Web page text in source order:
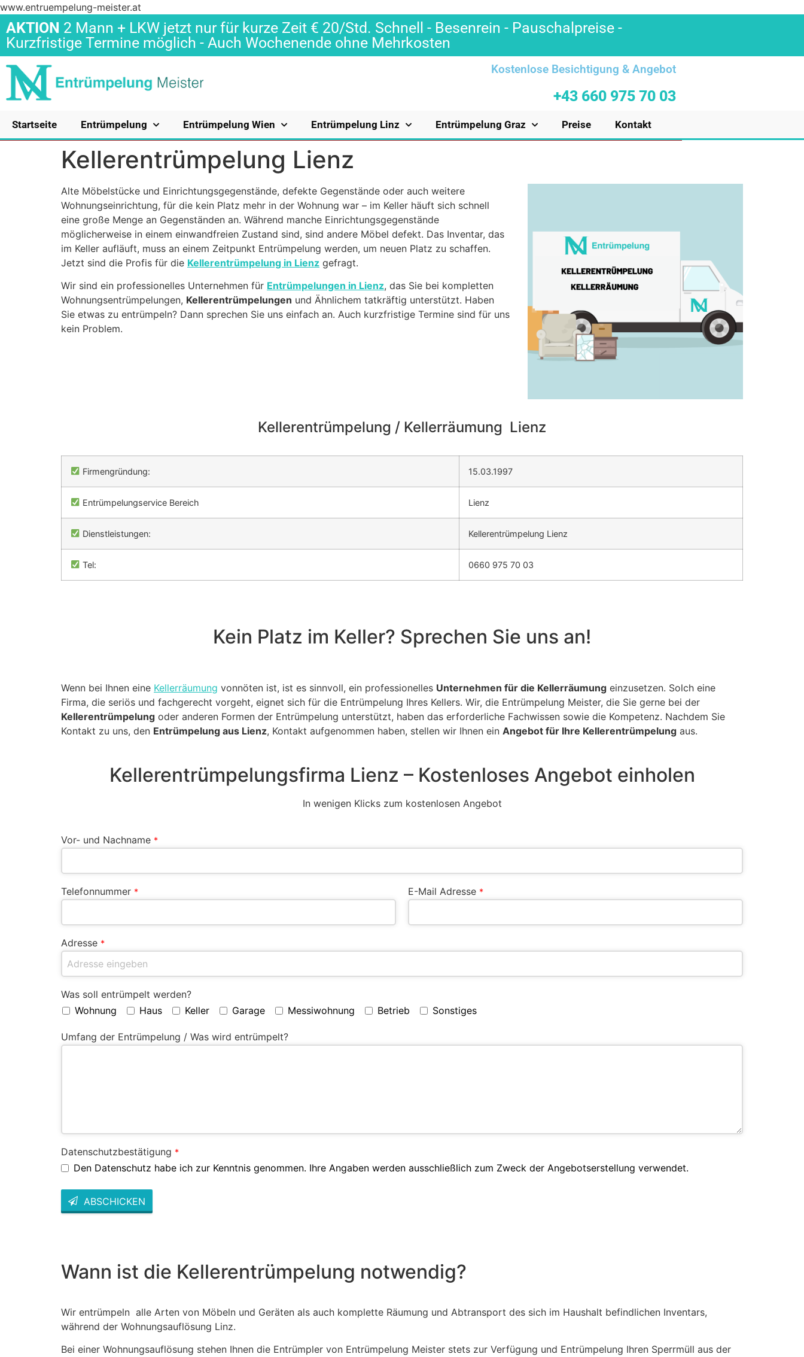
www.entruempelung-meister.at
AKTION 2 Mann + LKW jetzt nur für kurze Zeit € 20/Std. Schnell - Besenrein - Pauschalpreise -
Kurzfristige Termine möglich - Auch Wochenende ohne Mehrkosten
Kostenlose Besichtigung & Angebot
+43 660 975 70 03
Startseite Entrümpelung Entrümpelung Wien Entrümpelung Linz Entrümpelung Graz Preise Kontakt
Kellerentrümpelung Lienz
Alte Möbelstücke und Einrichtungsgegenstände, defekte Gegenstände oder auch weitere
Wohnungseinrichtung, für die kein Platz mehr in der Wohnung war – im Keller häuft sich schnell
eine große Menge an Gegenständen an. Während manche Einrichtungsgegenstände
möglicherweise in einem einwandfreien Zustand sind, sind andere Möbel defekt. Das Inventar, das
im Keller aufläuft, muss an einem Zeitpunkt Entrümpelung werden, um neuen Platz zu schaffen.
Jetzt sind die Profis für die Kellerentrümpelung in Lienz gefragt.
Wir sind ein professionelles Unternehmen für Entrümpelungen in Lienz, das Sie bei kompletten
Wohnungsentrümpelungen, Kellerentrümpelungen und Ähnlichem tatkräftig unterstützt. Haben
Sie etwas zu entrümpeln? Dann sprechen Sie uns einfach an. Auch kurzfristige Termine sind für uns
kein Problem.
Kellerentrümpelung / Kellerräumung Lienz
Firmengründung: 15.03.1997
Entrümpelungservice Bereich Lienz
Dienstleistungen: Kellerentrümpelung Lienz
Tel: 0660 975 70 03
Kein Platz im Keller? Sprechen Sie uns an!
Wenn bei Ihnen eine Kellerräumung vonnöten ist, ist es sinnvoll, ein professionelles Unternehmen für die Kellerräumung einzusetzen. Solch eine
Firma, die seriös und fachgerecht vorgeht, eignet sich für die Entrümpelung Ihres Kellers. Wir, die Entrümpelung Meister, die Sie gerne bei der
Kellerentrümpelung oder anderen Formen der Entrümpelung unterstützt, haben das erforderliche Fachwissen sowie die Kompetenz. Nachdem Sie
Kontakt zu uns, den Entrümpelung aus Lienz, Kontakt aufgenommen haben, stellen wir Ihnen ein Angebot für Ihre Kellerentrümpelung aus.
Kellerentrümpelungsfirma Lienz – Kostenloses Angebot einholen
In wenigen Klicks zum kostenlosen Angebot
Vor- und Nachname *
Telefonnummer * E-Mail Adresse *
Adresse *
Was soll entrümpelt werden?
Wohnung
Haus Keller Garage Messiwohnung Betrieb Sonstiges
Umfang der Entrümpelung / Was wird entrümpelt?
Datenschutzbestätigung *
Den Datenschutz habe ich zur Kenntnis genommen. Ihre Angaben werden ausschließlich zum Zweck der Angebotserstellung verwendet.
ABSCHICKEN
blank
Wann ist die Kellerentrümpelung notwendig?
Wir entrümpeln alle Arten von Möbeln und Geräten als auch komplette Räumung und Abtransport des sich im Haushalt befindlichen Inventars,
während der Wohnungsauflösung Linz.
Bei einer Wohnungsauflösung stehen Ihnen die Entrümpler von Entrümpelung Meister stets zur Verfügung und Entrümpelung Ihren Sperrmüll aus der